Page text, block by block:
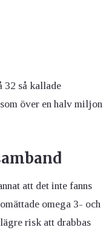
32 så kallade
över en halv miljon
att det inte fanns
omega 3- och
risk att drabbas